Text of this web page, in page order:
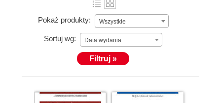
Pokaż produkty: Wszystkie
Sortuj wg: Data wydania
Filtruj »